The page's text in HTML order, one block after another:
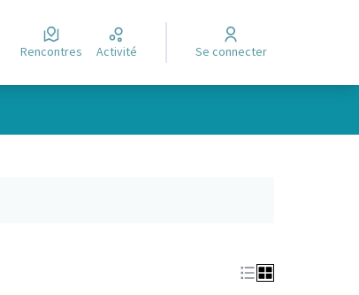
Rencontres Activité Se connecter